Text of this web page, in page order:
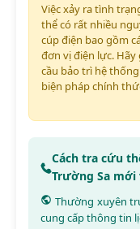
Việc xảy ra tình
thể có rất nhiều
cúp điện bao gồm
đơn vị điện lực. Hãy
cầu bảo trì hệ
biện pháp chính
Cách tra cứu
Trường Sa mới
Thường xuyên
cung cấp thông tin